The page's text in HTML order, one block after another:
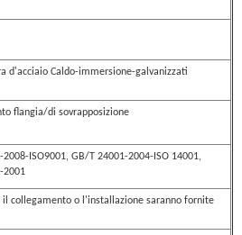
d'acciaio Caldo-immersione-galvanizzati
flangia/di sovrapposizione
ISO9001, GB/T 24001-2004-ISO 14001,
2001
il collegamento o l'installazione saranno fornite